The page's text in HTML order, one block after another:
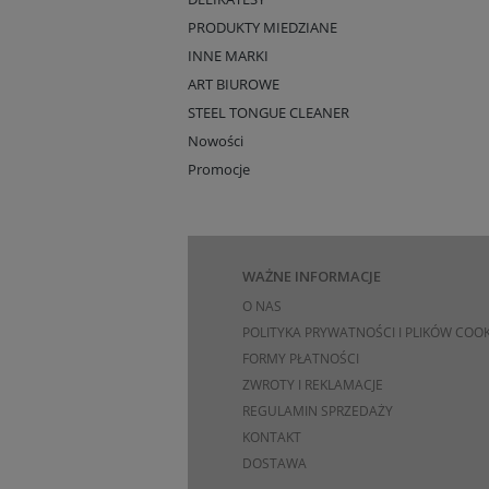
PRODUKTY MIEDZIANE
INNE MARKI
ART BIUROWE
STEEL TONGUE CLEANER
Nowości
Promocje
WAŻNE INFORMACJE
O NAS
POLITYKA PRYWATNOŚCI I PLIKÓW
FORMY PŁATNOŚCI
ZWROTY I REKLAMACJE
REGULAMIN SPRZEDAŻY
KONTAKT
DOSTAWA